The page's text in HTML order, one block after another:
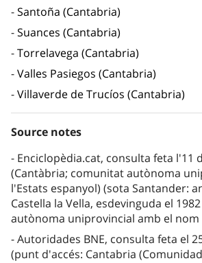
Santoña (Cantabria)
Suances (Cantabria)
Torrelavega (Cantabria)
Valles Pasiegos (Cantabria)
Villaverde de Trucíos (Cantabria)
Source notes
Enciclopèdia.cat, consulta feta l'11
(Cantàbria; comunitat autònoma
l'Estats espanyol) (sota Santander:
Castella la Vella, esdevinguda el
autònoma uniprovincial amb el nom
Autoridades BNE, consulta feta el
(punt d'accés: Cantabria